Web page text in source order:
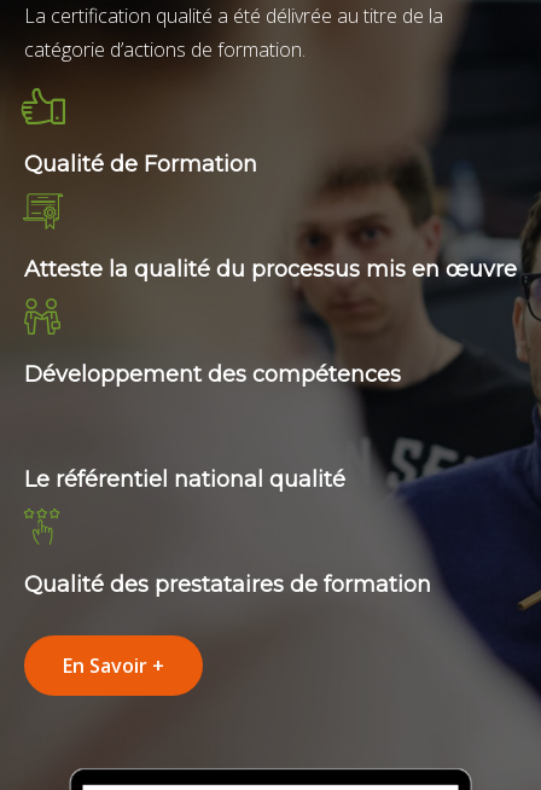
La certification qualité a été délivrée au titre de la
catégorie d’actions de formation.
Qualité de Formation
Atteste la qualité du processus mis en œuvre
Développement des compétences
Le référentiel national qualité
Qualité des prestataires de formation
En Savoir +